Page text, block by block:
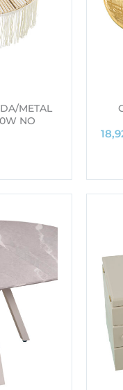
METAL
NO